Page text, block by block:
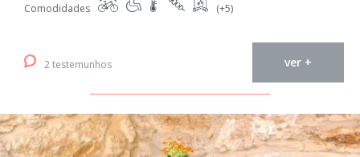
Comodidades (+5)
2 testemunhos ver +